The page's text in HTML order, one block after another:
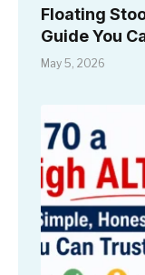
Floating
Guide You
May 5, 2026